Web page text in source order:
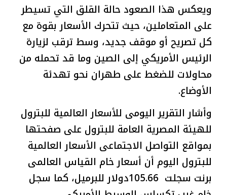
ويعكس هذا الصعود حالة القلق التي تسيطر
على المتعاملين، حيث تتحرك الأسعار بقوة مع
كل تصريح أو موقف جديد، وسط ترقب لزيارة
الرئيس الأمريكي إلى الصين وما قد تحمله من
محاولات للضغط على طهران نحو تهدئة
الأوضاع.
وأشار التقرير اليومى للأسعار العالمية للبترول
للهيئة المصرية العامة للبترول على صفحتها
بمواقع التواصل الاجتماعى الأسعار العالمية
للبترول اليوم أن أسعار خام القياس العالمى
برنت سجلت 105.66دولار للبرميل، كما سجل